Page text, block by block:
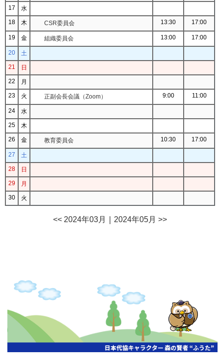
17
水
18
木 CSR委員会 13:30 17:00
19 金 組織委員会 13:00 17:00
20
土
21
日
22
月
23
火 正副会長会議（Zoom） 9:00 11:00
24
水
25
木
26
金 教育委員会 10:30 17:00
27
土
28
日
29
月
30
火
<< 2024年03月 2024年05月 >>